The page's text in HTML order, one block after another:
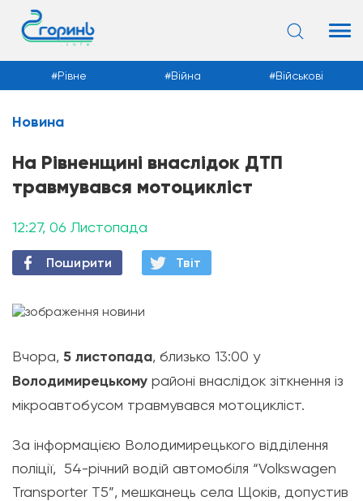
Новини
Рівне Війна Військові
Новина
На Рівненщині внаслідок ДТП
травмувався мотоцикліст
12:27, 06 Листопада
Поширити Твiт
Вчора, 5 листопада, близько 13:00 у
Володимирецькому районі внаслідок зіткнення із
мікроавтобусом травмувався мотоцикліст.
За інформацією Володимирецького відділення
поліції, 54-річний водій автомобіля “Volkswagen
Transporter Т5”, мешканець села Щоків, допустив